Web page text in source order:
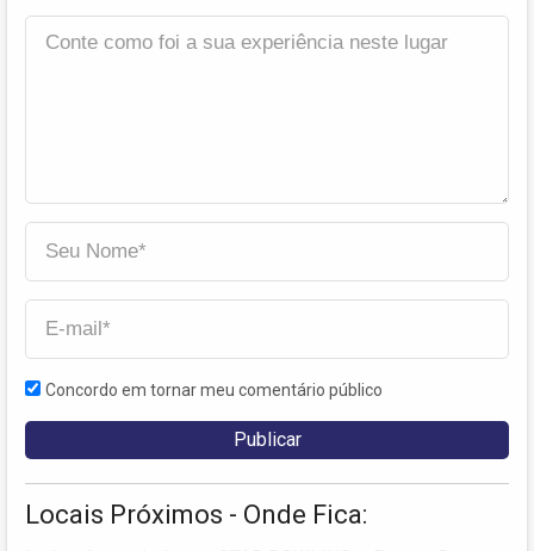
Concordo em tornar meu comentário público
Locais Próximos - Onde Fica: